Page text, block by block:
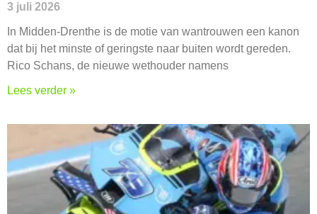
3 juli 2026
In Midden-Drenthe is de motie van wantrouwen een kanon
dat bij het minste of geringste naar buiten wordt gereden.
Rico Schans, de nieuwe wethouder namens
Lees verder »